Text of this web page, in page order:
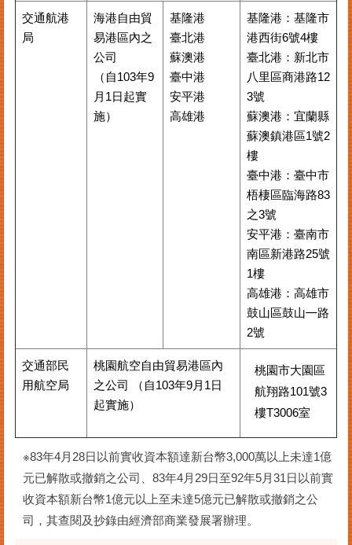
交通航港
局
海港自由貿
易港區內之
公司
（自103年9
月1日起實
施）
基隆港
臺北港
蘇澳港
臺中港
安平港
高雄港
基隆港：基隆市
港西街6號4樓
臺北港：新北市
八里區商港路12
3號
蘇澳港：宜蘭縣
蘇澳鎮港區1號2
樓
臺中港：臺中市
梧棲區臨海路83
之3號
安平港：臺南市
南區新港路25號
1樓
高雄港：高雄市
鼓山區鼓山㇐路
2號
交通部民
用航空局
桃園航空自由貿易港區內
之公司 （自103年9月1日
起實施）
桃園市大園區
航翔路101號3
樓T3006室
※83年4月28日以前實收資本額達新台幣3,000萬以上未達1億
元已解散或撤銷之公司、83年4月29日至92年5月31日以前實
收資本額新台幣1億元以上至未達5億元已解散或撤銷之公
司，其查閱及抄錄由經濟部商業發展署辦理。